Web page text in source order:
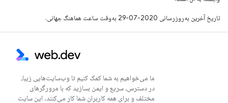
تاریخ آخرین به‌روزرسانی 2020-07-29 به‌وقت ساعت هماهنگ جهانی.
ما می‌خواهیم به شما کمک کنیم تا وب‌سایت‌هایی زیبا،
در دسترس، سریع و ایمن بسازید که با مرورگرهای
مختلف و برای همه کاربران شما کار می‌کنند. این سایت